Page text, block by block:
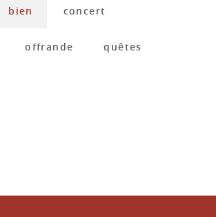
bien concert
offrande quêtes